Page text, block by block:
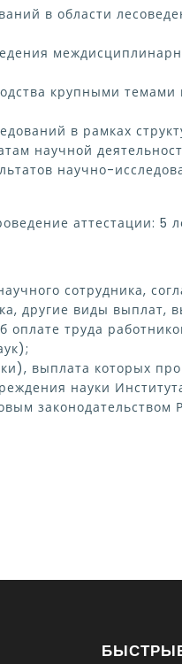
в области
крупными
в рамках
научной
научно-
аттестации: 5
сотрудника,
другие виды выплат,
труда
выплата которых
науки
законодательством